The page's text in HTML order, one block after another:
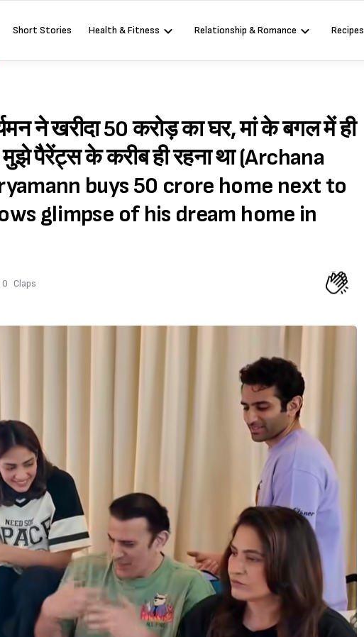
Short Stories Health & Fitness Relationship & Romance Recipes
ने खरीदा 50 करोड़ का घर, मां के बगल में ही
मुझे पैरेंट्स के करीब ही रहना था (Archana
buys 50 crore home next to
glimpse of his dream home in
0 Claps